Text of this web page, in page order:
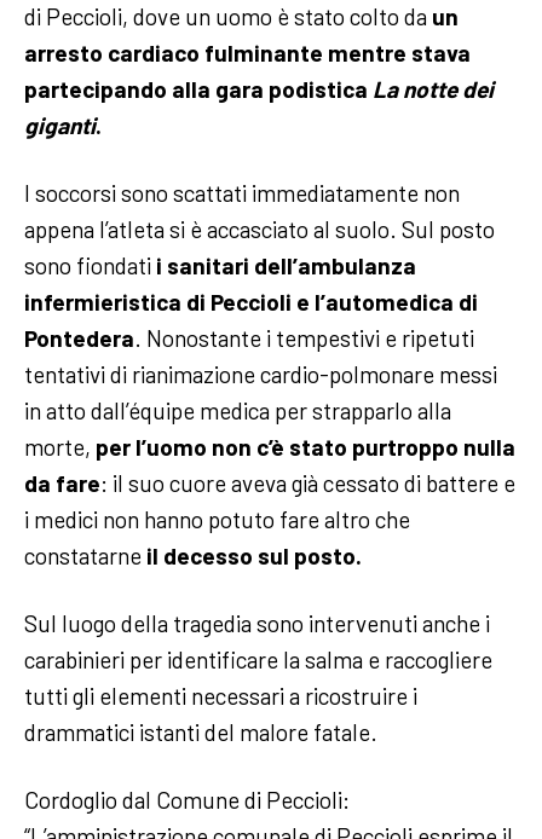
di Peccioli, dove un uomo è stato colto da un
arresto cardiaco fulminante mentre stava
partecipando alla gara podistica La notte dei
giganti.
I soccorsi sono scattati immediatamente non
appena l’atleta si è accasciato al suolo. Sul posto
sono fiondati i sanitari dell’ambulanza
infermieristica di Peccioli e l’automedica di
Pontedera. Nonostante i tempestivi e ripetuti
tentativi di rianimazione cardio-polmonare messi
in atto dall’équipe medica per strapparlo alla
morte, per l’uomo non c’è stato purtroppo nulla
da fare: il suo cuore aveva già cessato di battere e
i medici non hanno potuto fare altro che
constatarne il decesso sul posto.
Sul luogo della tragedia sono intervenuti anche i
carabinieri per identificare la salma e raccogliere
tutti gli elementi necessari a ricostruire i
drammatici istanti del malore fatale.
Cordoglio dal Comune di Peccioli: